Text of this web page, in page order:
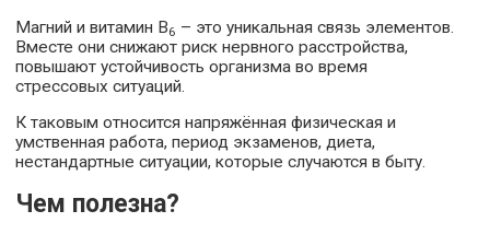
Магний и витамин В6 – это уникальная связь элементов.
Вместе они снижают риск нервного расстройства,
повышают устойчивость организма во время
стрессовых ситуаций.
К таковым относится напряжённая физическая и
умственная работа, период экзаменов, диета,
нестандартные ситуации, которые случаются в быту.
Чем полезна?